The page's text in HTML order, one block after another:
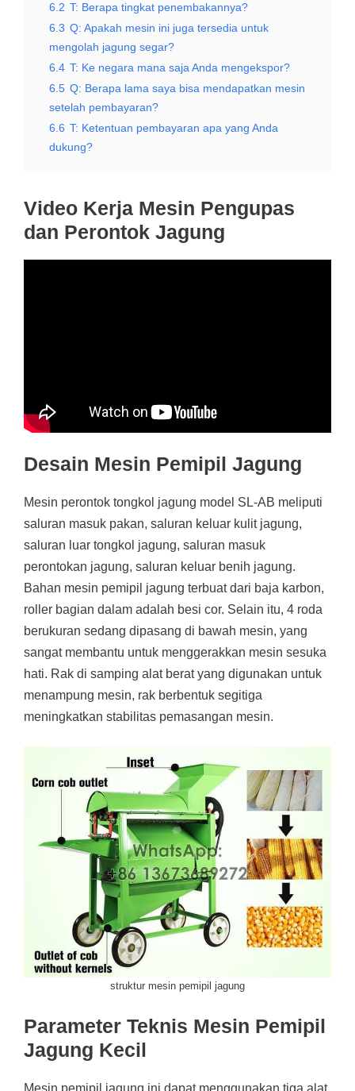
6.2 T: Berapa tingkat penembakannya?
6.3 Q: Apakah mesin ini juga tersedia untuk
mengolah jagung segar?
6.4 T: Ke negara mana saja Anda mengekspor?
6.5 Q: Berapa lama saya bisa mendapatkan mesin
setelah pembayaran?
6.6 T: Ketentuan pembayaran apa yang Anda
dukung?
Video Kerja Mesin Pengupas
dan Perontok Jagung
Desain Mesin Pemipil Jagung
Mesin perontok tongkol jagung model SL-AB meliputi
saluran masuk pakan, saluran keluar kulit jagung,
saluran luar tongkol jagung, saluran masuk
perontokan jagung, saluran keluar benih jagung.
Bahan mesin pemipil jagung terbuat dari baja karbon,
roller bagian dalam adalah besi cor. Selain itu, 4 roda
berukuran sedang dipasang di bawah mesin, yang
sangat membantu untuk menggerakkan mesin sesuka
hati. Rak di samping alat berat yang digunakan untuk
menampung mesin, rak berbentuk segitiga
meningkatkan stabilitas pemasangan mesin.
struktur mesin pemipil jagung
Parameter Teknis Mesin Pemipil
Jagung Kecil